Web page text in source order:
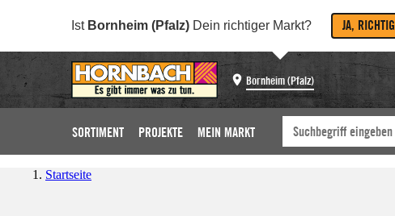
Ist Bornheim (Pfalz) Dein richtiger Markt? JA, RICHTIG
Bornheim (Pfalz)
SORTIMENT PROJEKTE MEIN MARKT
Startseite